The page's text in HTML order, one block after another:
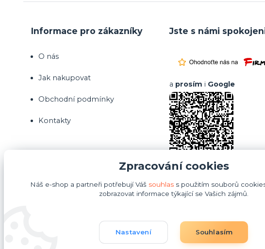
Informace pro zákazníky
O nás
Jak nakupovat
Obchodní podmínky
Kontakty
Jste s námi
a prosím i Google
Zpracování cookies
Náš e-shop a partneři potřebují Váš souhlas s použitím souborů
zobrazovat informace týkající se Vašich zájmů.
Nastavení Souhlasím